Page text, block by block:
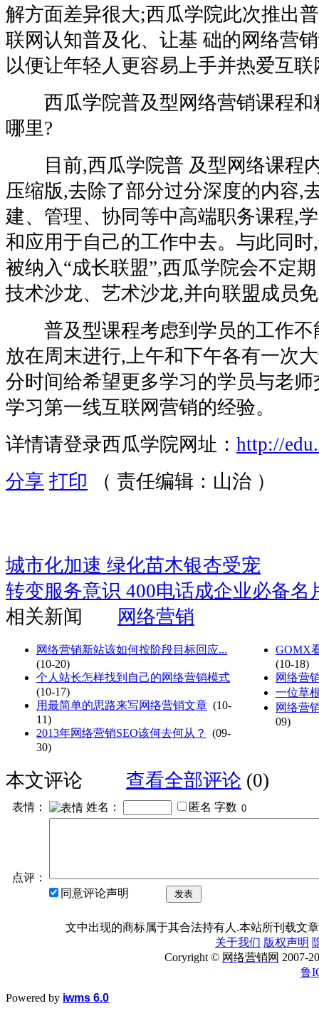
解方面差异很大;西瓜学院此次推出
联网认知普及化、让基 础的网络营
以便让年轻人更容易上手并热爱互
西瓜学院普及型网络营销课程和
哪里?
目前,西瓜学院普 及型网络课程
压缩版,去除了部分过分深度的内容,
建、管理、协同等中高端职务课程,
和应用于自己的工作中去。与此同
被纳入“成长联盟”,西瓜学院会不定
技术沙龙、艺术沙龙,并向联盟成员
普及型课程考虑到学员的工作不
放在周末进行,上午和下午各有一次
分时间给希望更多学习的学员与老
学习第一线互联网营销的经验。
详情请登录西瓜学院网址： http://
分享 打印 （ 责任编辑：山治 ）
城市化加速 绿化苗木银杏受宠
转变服务意识 400电话成企业必备名
相关新闻
网络营销
网络营销新站该如何按阶段目标回应...
(10-20)
个人站长怎样找到自己的网络营销模式
(10-17)
用最简单的思路来写网络营销文章 (10-
11)
2013年网络营销SEO该何去何从？
(09-
30)
GOMX
(10-18)
网络营
一位草
网络营
09)
本文评论 查看全部评论 (0)
表情： 姓名： 匿名 字数
点评：
同意评论声明
发表
文中出现的商标属于其合法持有人.本站所刊载文
关于我们 版权声明
Coryright © 网络营销网 2007-
鲁
Powered by iwms 6.0